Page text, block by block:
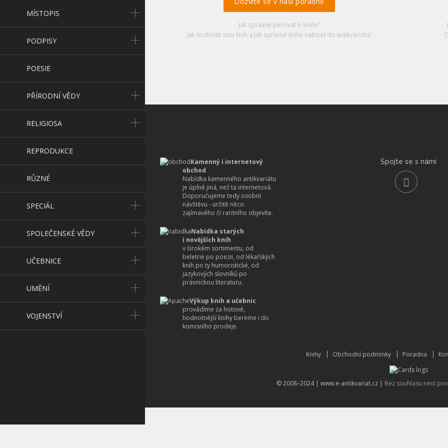
MÍSTOPIS
PODPISY
POESIE
PŘÍRODNÍ VĚDY
RELIGIOSA
REPRODUKCE
RŮZNÉ
SPECIÁL
SPOLEČENSKÉ VĚDY
UČEBNICE
UMĚNÍ
VOJENSTVÍ
Jak správně pečovat o knihy?
Jak hodnotit stav knih a jak správně knihy nabízet do antikvariátu?
Kamenný i internetový
obchod
Nabídka kamenného antikvariátu
je úplně jiná, než ta internetová.
Doporučujeme tedy osobní
návštěvu - určitě něco
zajímavého či raritního objevíte.
Nabídka starých
i novějších knih
v širokém sortimentu, od
beletrie po poezii, od lékařských
knih po ty humoristické, od
jazykových slovníků po
právnickou literaturu.
Výkup knih a učebnic
provádíme za hotové,
hodnotnější knihy bereme i do
komisního prodeje.
Spojte se s námi
Knihy Obchodní podmínky Poradna
© 2008–2024 | www.e-antikvariat.cz | Bez souhlasu není